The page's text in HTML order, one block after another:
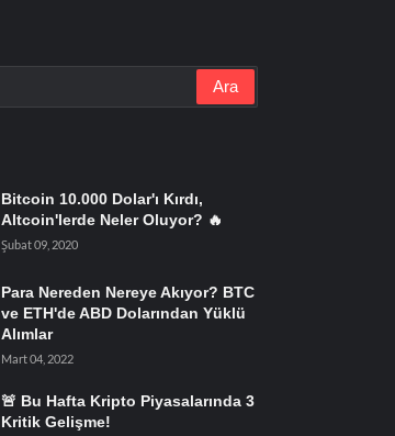
Bitcoin 10.000 Dolar'ı Kırdı,
Altcoin'lerde Neler Oluyor? 🔥
Şubat 09, 2020
Para Nereden Nereye Akıyor? BTC
ve ETH'de ABD Dolarından Yüklü
Alımlar
Mart 04, 2022
🚨 Bu Hafta Kripto Piyasalarında 3
Kritik Gelişme!